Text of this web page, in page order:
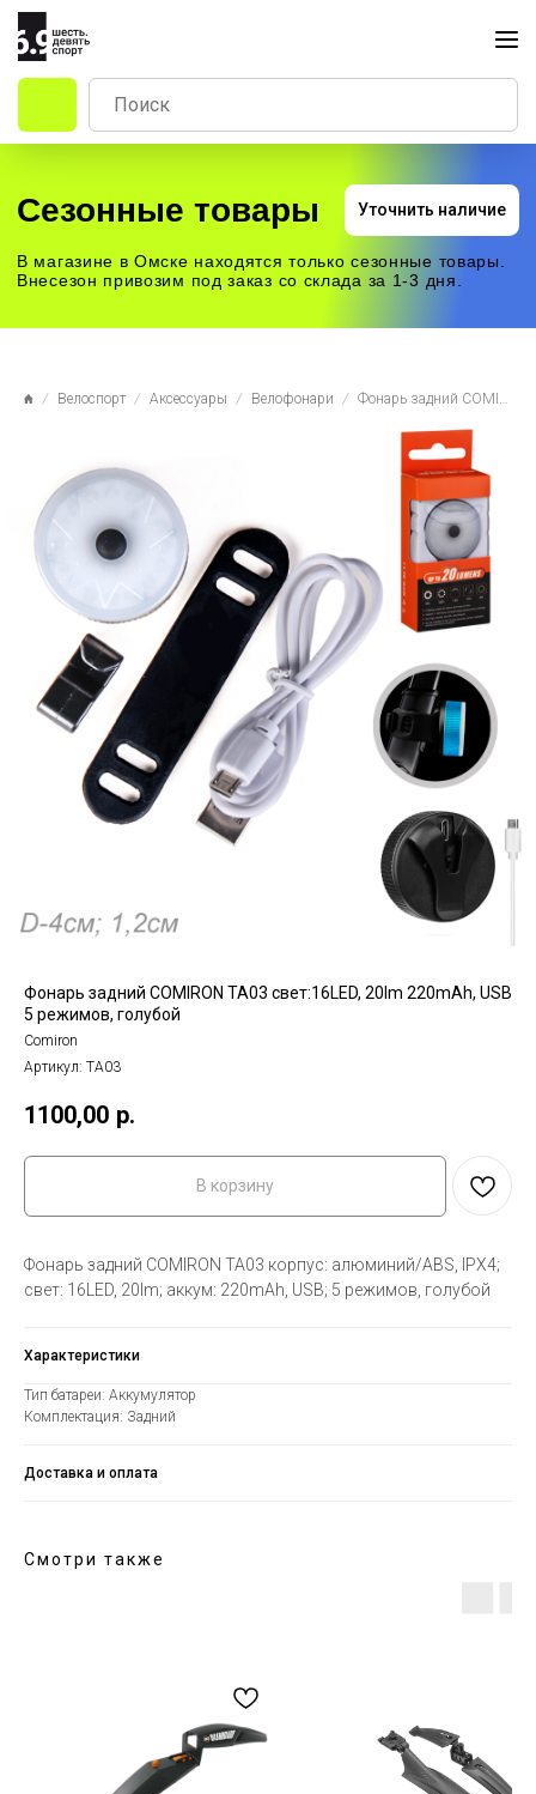
Сезонные товары
В магазине в Омске находятся только сезонные товары.
Внесезон привозим под заказ со склада за 1-3 дня.
Велоспорт Аксессуары Велофонари Фонарь задний COMIRON TA03 свет:16LED, 20lm 220mAh, USB 5 режимов, голубой
Фонарь задний COMIRON TA03 свет:16LED, 20lm 220mAh, USB
5 режимов, голубой
Comiron
Артикул: TA03
1100,00 р.
В корзину
Фонарь задний COMIRON TA03 корпус: алюминий/ABS, IPX4;
свет: 16LED, 20lm; аккум: 220mAh, USB; 5 режимов, голубой
Характеристики
Тип батареи: Аккумулятор
Комплектация: Задний
Доставка и оплата
Смотри также